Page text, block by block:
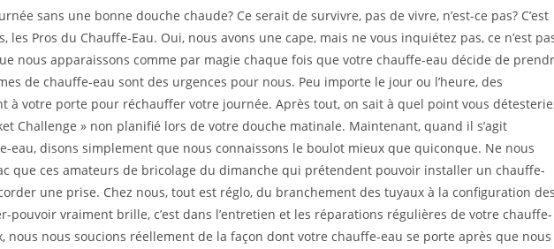
sans une bonne douche chaude? Ce serait de survivre, pas de vivre, n’est-ce pas? C’est
les Pros du Chauffe-Eau. Oui, nous avons une cape, mais ne vous inquiétez pas, ce n’est
nous apparaissons comme par magie chaque fois que votre chauffe-eau décide de
de chauffe-eau sont des urgences pour nous. Peu importe le jour ou l’heure, des
à votre porte pour réchauffer votre journée. Après tout, on sait à quel point vous
Challenge » non planifié lors de votre douche matinale. Maintenant, quand il s’agit
eau, disons simplement que nous connaissons le boulot mieux que quiconque. Ne nous
que ces amateurs de bricolage du dimanche qui prétendent pouvoir installer un chauffe-
une prise. Chez nous, tout est réglo, du branchement des tuyaux à la configuration
pouvoir vraiment brille, c’est dans l’entretien et les réparations régulières de votre chauffe-
nous nous soucions réellement de la façon dont votre chauffe-eau se porte après que nous